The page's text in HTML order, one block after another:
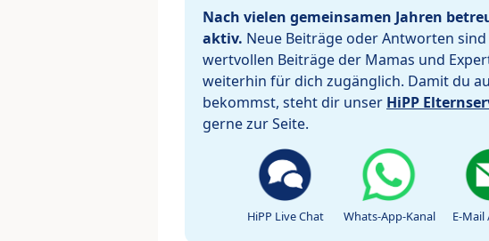
Nach vielen gemeinsamen Jahren
aktiv. Neue Beiträge oder Antworten
wertvollen Beiträge der Mamas und
weiterhin für dich zugänglich. Damit du
bekommst, steht dir unser HiPP
gerne zur Seite.
HiPP Live Chat Whats-App-Kanal E-Mail